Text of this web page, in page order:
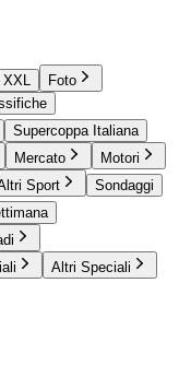
XXL
Foto
Supercoppa Italiana
Mercato
Motori
Sport
Sondaggi
Altri Speciali